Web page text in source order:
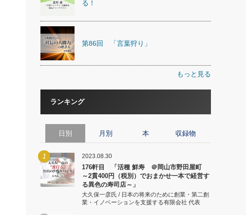
る！
第86回 「言葉狩り」
もっと見る
ランキング
日別 月別 本 収録物
1 2023.08.30
176軒目 「活種 鮮寿 ＠岡山市野田屋町
～2貫400円（税別）でおまかせ一本で経営す
る異色の寿司店～」
大久保一彦氏 / 日本の将来のために創業・第二創
業・イノベーションを支援する有限会社 代表